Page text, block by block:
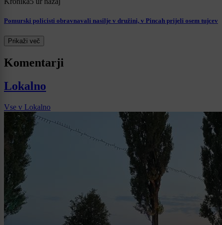
Pomurski policisti obravnavali nasilje v družini, v Pincah prijeli osem tujcev
Prikaži več
Komentarji
Lokalno
Vse v Lokalno